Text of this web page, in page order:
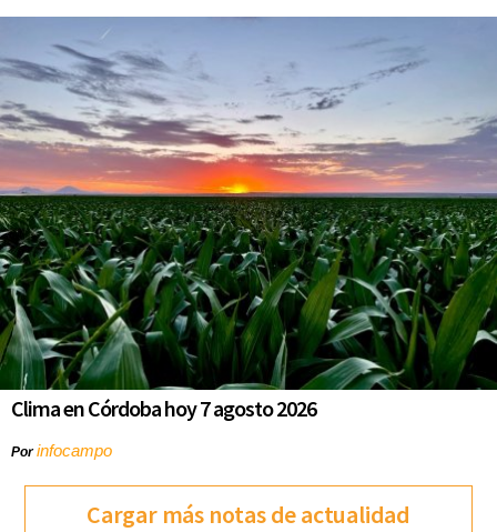
Clima en Córdoba hoy 7 agosto 2026
Porinfocampo
Cargar más notas de actualidad